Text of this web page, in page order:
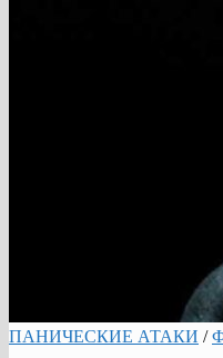
ПАНИЧЕСКИЕ АТАКИ /